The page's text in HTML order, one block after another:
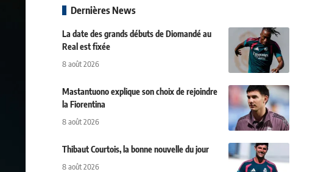
Dernières News
La date des grands débuts de Diomandé au
Real est fixée
8 août 2026
Mastantuono explique son choix de rejoindre
la Fiorentina
8 août 2026
Thibaut Courtois, la bonne nouvelle du jour
8 août 2026